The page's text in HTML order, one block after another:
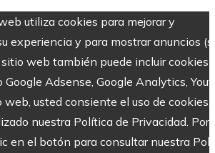
utiliza cookies para mejorar y
experiencia y para mostrar anuncios
web también puede incluir cookies
Google Adsense, Google Analytics,
web, usted consiente el uso de cookies.
nuestra Política de Privacidad. Por
en el botón para consultar nuestra